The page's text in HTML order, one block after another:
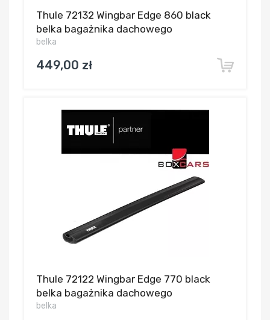
Thule 72132 Wingbar Edge 860 black
belka bagażnika dachowego
belka
449,00 zł
Thule 72122 Wingbar Edge 770 black
belka bagażnika dachowego
belka